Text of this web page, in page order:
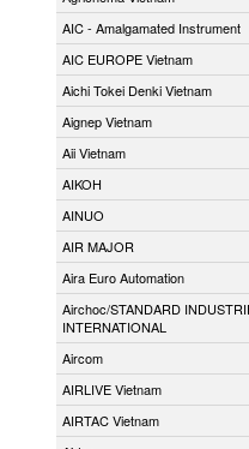
AIC - Amalgamated Instrument
AIC EUROPE Vietnam
Aichi Tokei Denki Vietnam
Aignep Vietnam
Aii Vietnam
AIKOH
AINUO
AIR MAJOR
Aira Euro Automation
Airchoc/STANDARD
INTERNATIONAL
Aircom
AIRLIVE Vietnam
AIRTAC Vietnam